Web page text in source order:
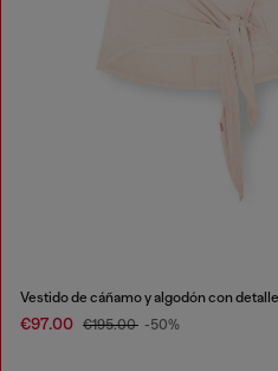
Vestido de cáñamo y algodón con
€97.00 €195.00 -50%